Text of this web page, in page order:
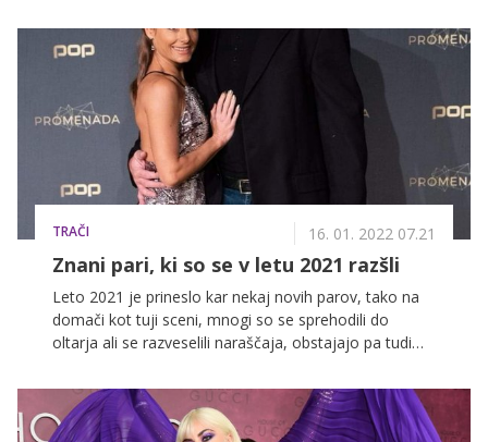
pred živo publiko! Poleg tega lahko navijate tudi vi
doma, oblečeni v majčke šova! Sodelujte v naši
nagradni igri in se potegujte za majico Znan obraz
ima svoj glas.
TRAČI 16. 01. 2022 07.21
Znani pari, ki so se v letu 2021 razšli
Leto 2021 je prineslo kar nekaj novih parov, tako na
domači kot tuji sceni, mnogi so se sprehodili do
oltarja ali se razveselili naraščaja, obstajajo pa tudi
Od priljubljene influencerke Kaye Solo in Tomaža
Bizjaka iz šova Ljubezen po domače, do
najbogatejšega slovenskega para Ize in Sama Logina